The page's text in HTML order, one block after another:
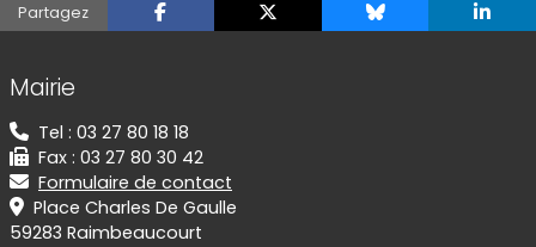
Partagez
Informations de contact
Mairie
Tel : 03 27 80 18 18
Fax : 03 27 80 30 42
Formulaire de contact
Place Charles De Gaulle
59283 Raimbeaucourt